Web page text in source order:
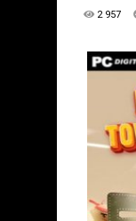
2 957